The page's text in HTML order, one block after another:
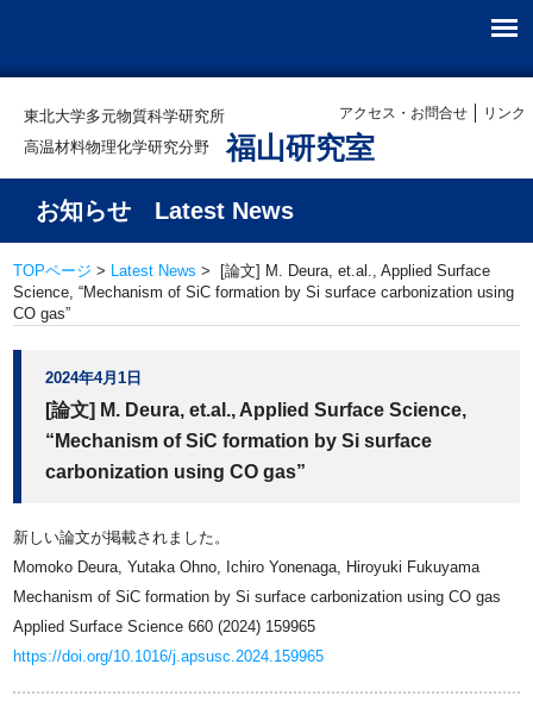
東北大学多元物質科学研究所
高温材料物理化学研究分野
福山研究室
アクセス・お問合せ リンク
お知らせ Latest News
TOPページ > Latest News > [論文] M. Deura, et.al., Applied Surface
Science, “Mechanism of SiC formation by Si surface carbonization using
CO gas”
2024年4月1日
[論文] M. Deura, et.al., Applied Surface Science,
“Mechanism of SiC formation by Si surface
carbonization using CO gas”
新しい論文が掲載されました。
Momoko Deura, Yutaka Ohno, Ichiro Yonenaga, Hiroyuki Fukuyama
Mechanism of SiC formation by Si surface carbonization using CO gas
Applied Surface Science 660 (2024) 159965
https://doi.org/10.1016/j.apsusc.2024.159965